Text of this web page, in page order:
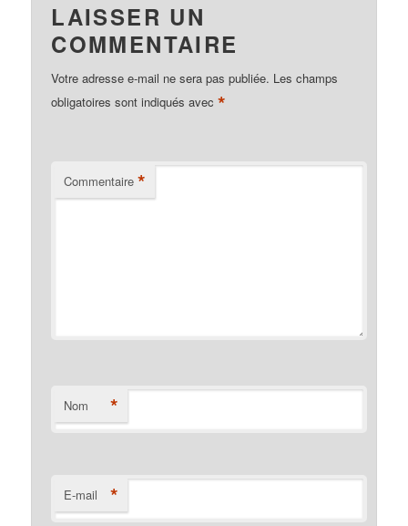
LAISSER UN
COMMENTAIRE
Votre adresse e-mail ne sera pas publiée. Les champs
obligatoires sont indiqués avec*
Commentaire *
Nom *
E-mail *